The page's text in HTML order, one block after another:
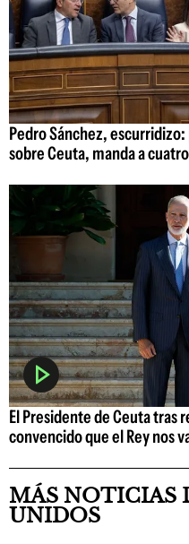
Pedro Sánchez,
sobre Ceuta, manda a
El Presidente de Ceuta tras
convencido que el Rey nos
MÁS NOTICIAS
UNIDOS